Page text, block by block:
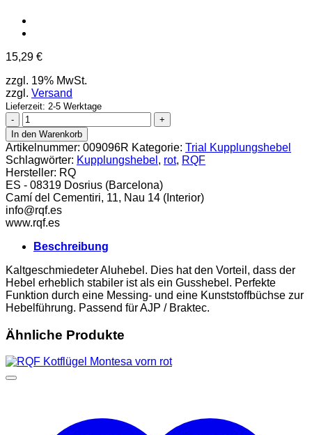
15,29 €
zzgl. 19% MwSt.
zzgl. Versand
Lieferzeit: 2-5 Werktage
RQF
Kupplungshebel
AJP
kurz
rot
Menge
In den Warenkorb
Artikelnummer: 009096R Kategorie: Trial Kupplungshebel
Schlagwörter: Kupplungshebel , rot, RQF
Hersteller: RQ
ES - 08319 Dosrius (Barcelona)
Camí del Cementiri, 11, Nau 14 (Interior)
info@rqf.es
www.rqf.es
Beschreibung
Kaltgeschmiedeter Aluhebel. Dies hat den Vorteil, dass der
Hebel erheblich stabiler ist als ein Gusshebel. Perfekte
Funktion durch eine Messing- und eine Kunststoffbüchse zur
Hebelführung. Passend für AJP / Braktec.
Ähnliche Produkte